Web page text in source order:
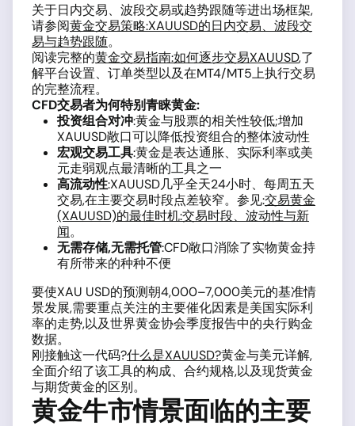
关于日内交易、波段交易或趋势跟随等进出场框架,
请参阅黄金交易策略:XAUUSD的日内交易、波段交
易与趋势跟随。
阅读完整的黄金交易指南:如何逐步交易XAUUSD,了
解平台设置、订单类型以及在MT4/MT5上执行交易
的完整流程。
CFD交易者为何特别青睐黄金:
投资组合对冲:黄金与股票的相关性较低;增加
XAUUSD敞口可以降低投资组合的整体波动性
宏观交易工具:黄金是表达通胀、实际利率或美
元走弱观点最清晰的工具之一
高流动性:XAUUSD几乎全天24小时、每周五天
交易,在主要交易时段点差较窄。参见:交易黄金
(XAUUSD)的最佳时机:交易时段、波动性与新
闻。
无需存储,无需托管:CFD敞口消除了实物黄金持
有所带来的种种不便
要使XAU USD的预测朝4,000–7,000美元的基准情
景发展,需要重点关注的主要催化因素是美国实际利
率的走势,以及世界黄金协会季度报告中的央行购金
数据。
刚接触这一代码?什么是XAUUSD?黄金与美元详解,
全面介绍了该工具的构成、合约规格,以及现货黄金
与期货黄金的区别。
黄金牛市情景面临的主要